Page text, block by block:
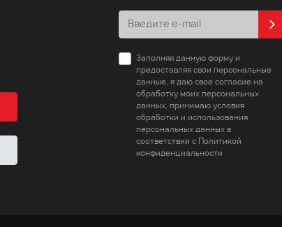
Заполняя данную форму и
предоставляя свои персональные
данные, я даю свое согласие на
обработку моих персональных
данных, принимаю условия
обработки и использования
персональных данных в
соответствии с Политикой
конфиденциальности